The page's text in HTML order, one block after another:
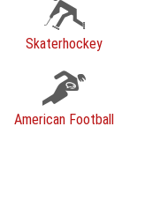
Skaterhockey
American Football